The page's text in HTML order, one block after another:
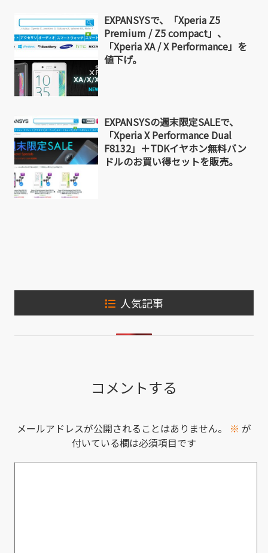
EXPANSYSで、「Xperia Z5
Premium / Z5 compact」、
「Xperia XA / X Performance」を
値下げ。
EXPANSYSの週末限定SALEで、
「Xperia X Performance Dual
F8132」＋TDKイヤホン無料バン
ドルのお買い得セットを販売。
人気記事
コメントする
メールアドレスが公開されることはありません。 ※ が
付いている欄は必須項目です